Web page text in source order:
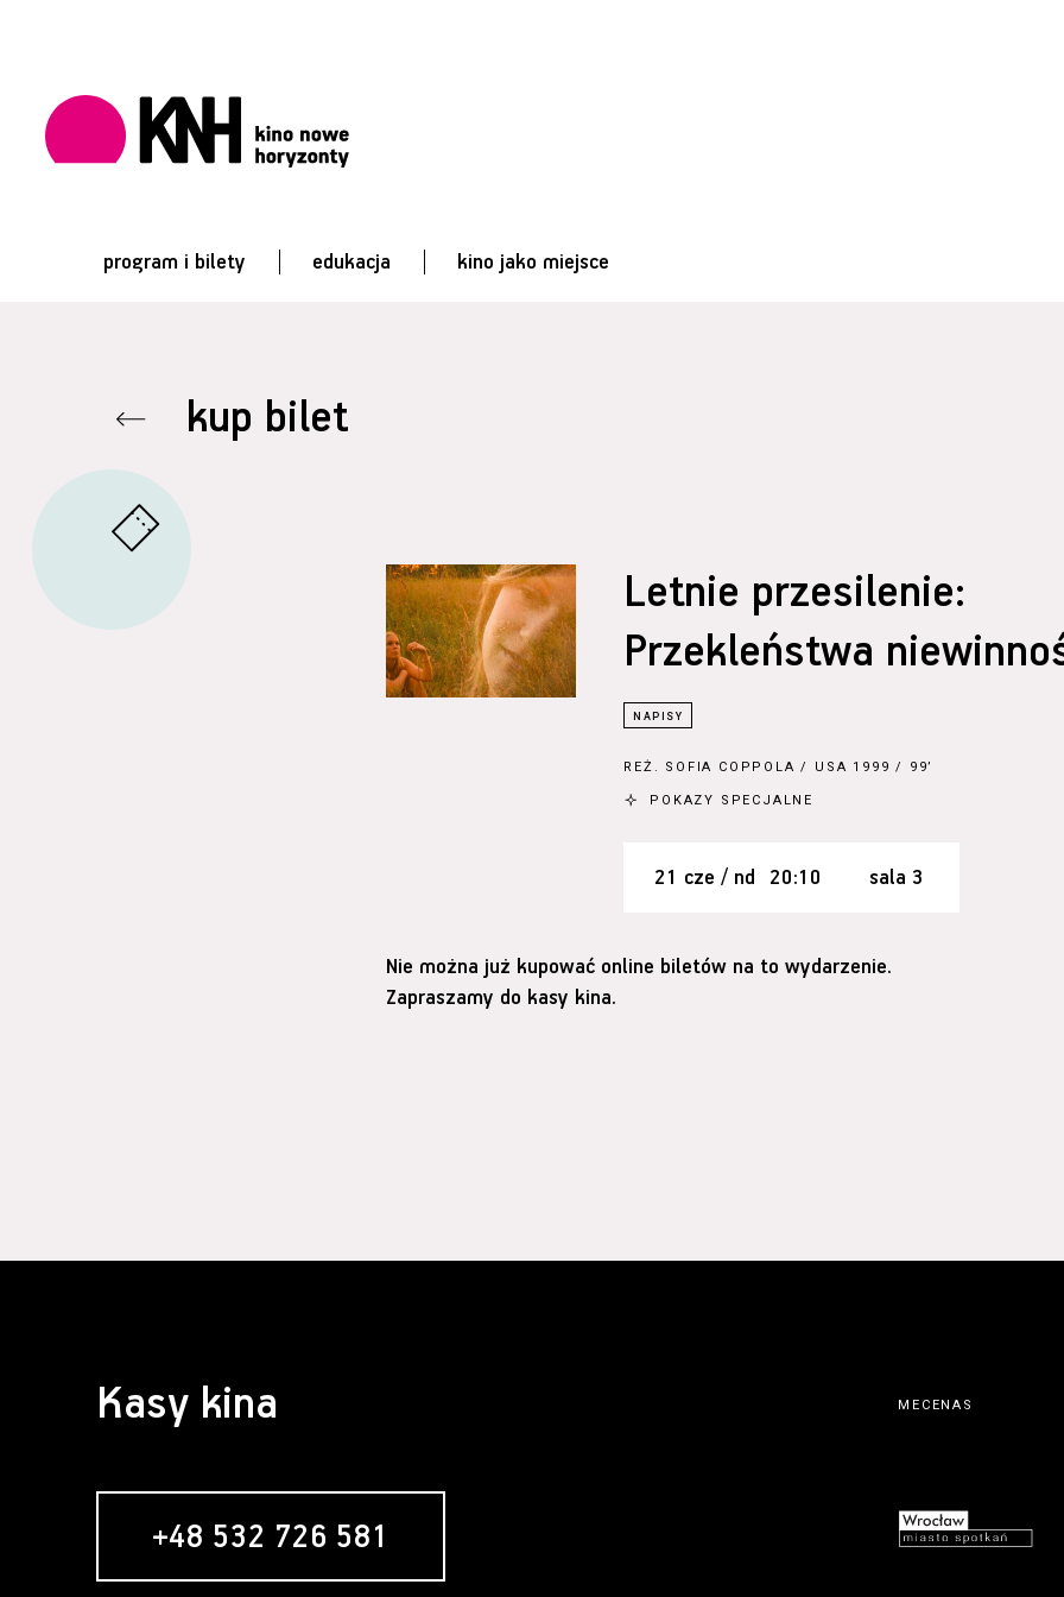
program i bilety edukacja kino jako miejsce
kup bilet
Letnie przesilenie:
Przekleństwa
REŻ. SOFIA COPPOLA / USA 1999 / 99’
POKAZY SPECJALNE
21 cze / nd 20:10 sala 3
Nie można już kupować online biletów na to wydarzenie.
Zapraszamy do kasy kina.
Kasy kina
+48 532 726 581
MECENAS